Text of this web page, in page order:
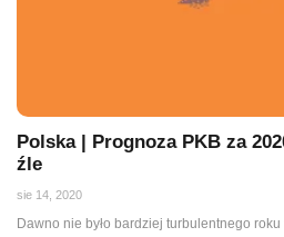
Polska | Prognoza PKB za
źle
sie 14, 2020
Dawno nie było bardziej turbulentnego